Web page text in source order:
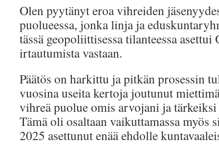
Olen pyytänyt eroa vihreiden
puolueessa, jonka linja ja
tässä geopoliittisessa tilanteessa asettui
irtautumista vastaan.
Päätös on harkittu ja pitkän prosessin
vuosina useita kertoja joutunut
vihreä puolue omis arvojani ja
Tämä oli osaltaan vaikuttamassa myös
2025 asettunut enää ehdolle